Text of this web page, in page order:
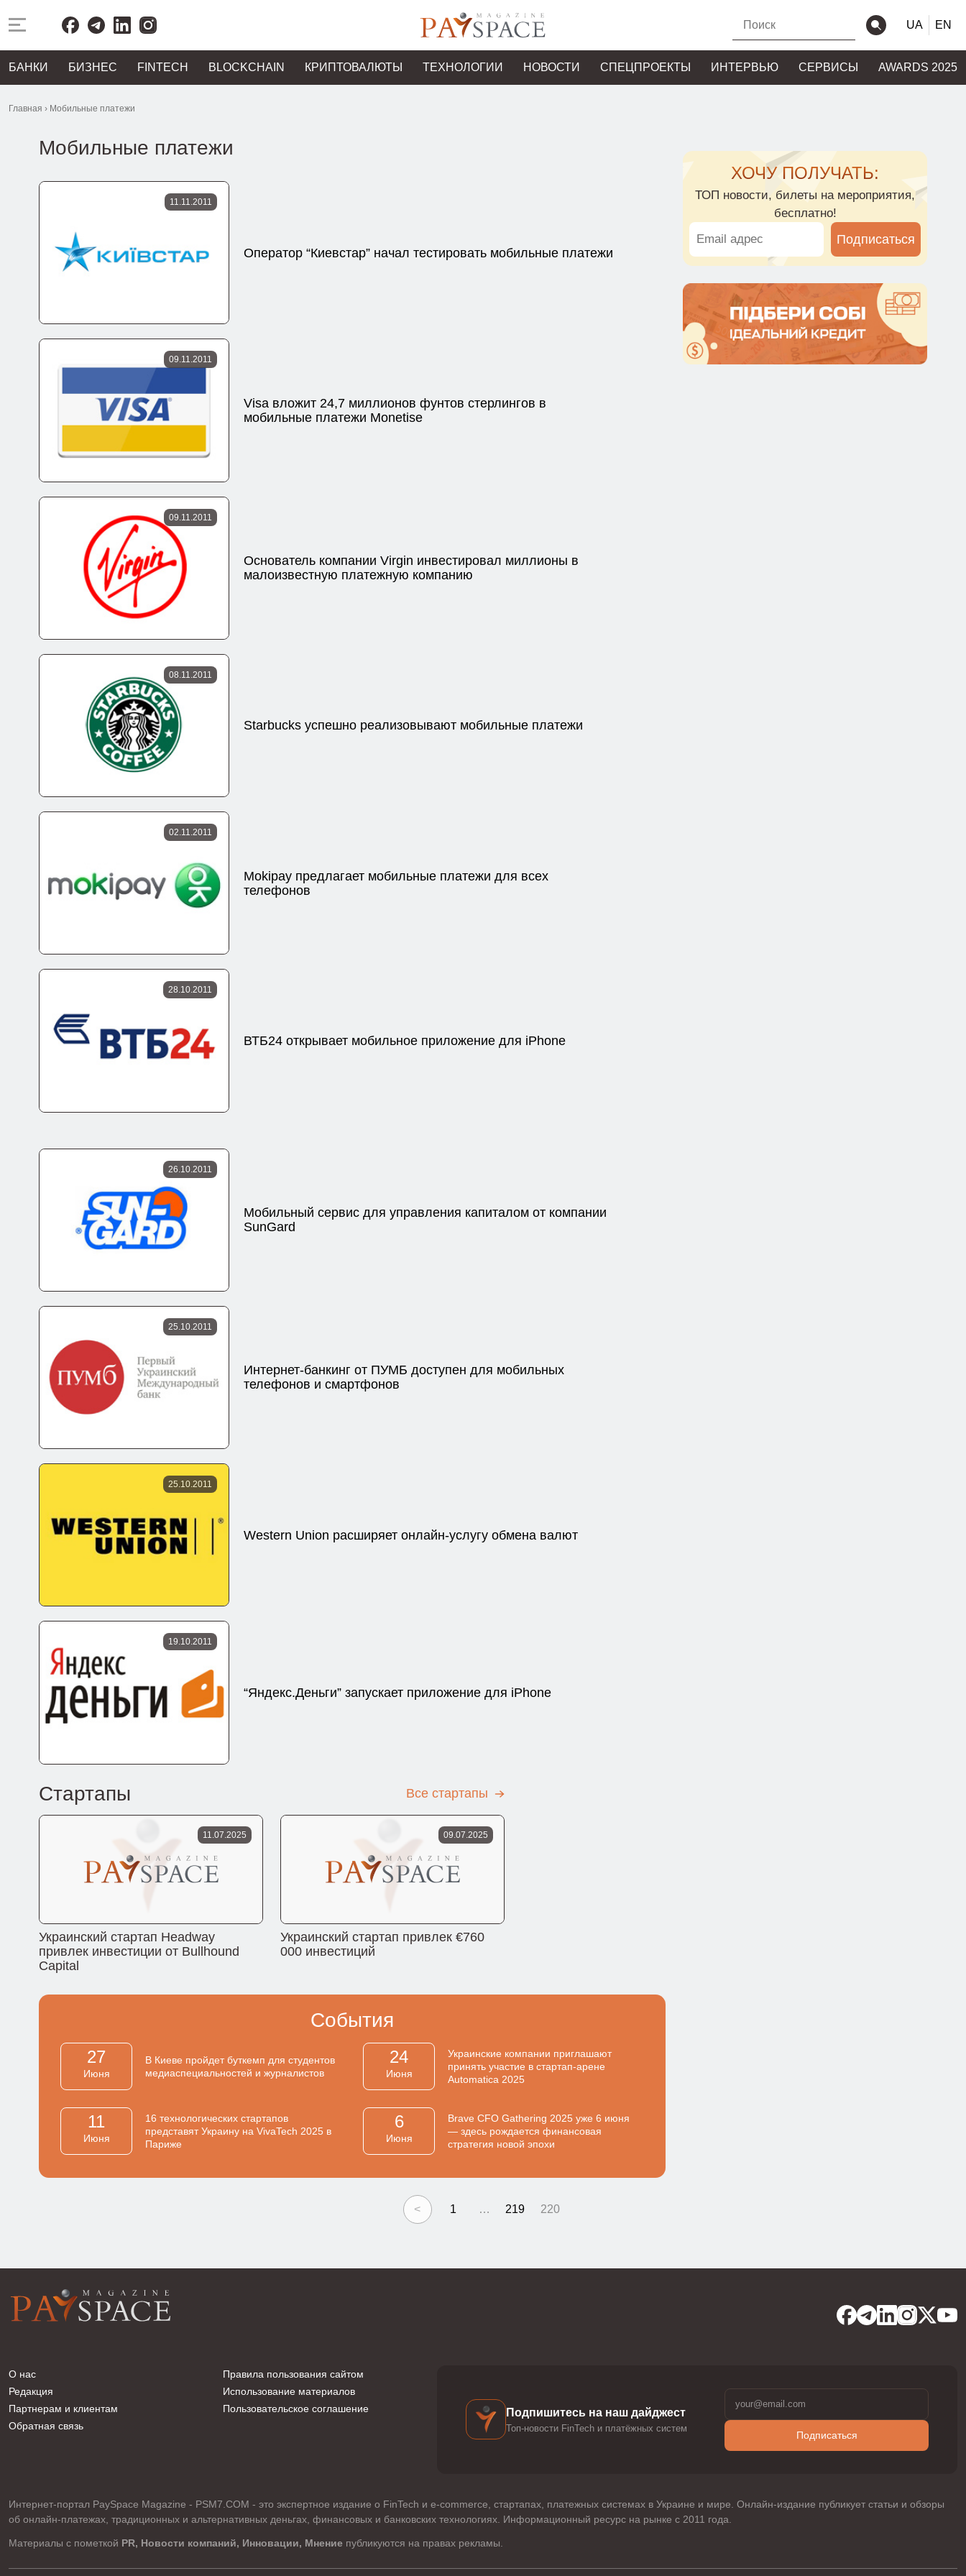
UA EN
БАНКИ БИЗНЕС FINTECH BLOCKCHAIN КРИПТОВАЛЮТЫ ТЕХНОЛОГИИ НОВОСТИ СПЕЦПРОЕКТЫ ИНТЕРВЬЮ СЕРВИСЫ AWARDS 2025
Главная › Мобильные платежи
Мобильные платежи
11.11.2011
Оператор “Киевстар” начал тестировать мобильные платежи
09.11.2011
Visa вложит 24,7 миллионов фунтов стерлингов в
мобильные платежи Monetise
09.11.2011
Основатель компании Virgin инвестировал миллионы в
малоизвестную платежную компанию
08.11.2011
Starbucks успешно реализовывают мобильные платежи
02.11.2011
Mokipay предлагает мобильные платежи для всех
телефонов
28.10.2011
ВТБ24 открывает мобильное приложение для iPhone
26.10.2011
Мобильный сервис для управления капиталом от компании
SunGard
25.10.2011
Интернет-банкинг от ПУМБ доступен для мобильных
телефонов и смартфонов
25.10.2011
Western Union расширяет онлайн-услугу обмена валют
19.10.2011
“Яндекс.Деньги” запускает приложение для iPhone
Стартапы Все стартапы
11.07.2025
Украинский стартап Headway
привлек инвестиции от Bullhound
Capital
09.07.2025
Украинский стартап привлек €760
000 инвестиций
События
27
Июня
В Киеве пройдет буткемп для студентов
медиаспециальностей и журналистов
24
Июня
Украинские компании приглашают
принять участие в стартап-арене
Automatica 2025
11
Июня
16 технологических стартапов
представят Украину на VivaTech 2025 в
Париже
6
Июня
Brave CFO Gathering 2025 уже 6 июня
— здесь рождается финансовая
стратегия новой эпохи
ХОЧУ ПОЛУЧАТЬ:
ТОП новости, билеты на мероприятия,
бесплатно!
Подписаться
< 1 … 219 220
О нас
Редакция
Партнерам и клиентам
Обратная связь
Правила пользования сайтом
Использование материалов
Пользовательское соглашение
Подпишитесь на наш дайджест
Топ-новости FinTech и платёжных систем
Подписаться
Интернет-портал PaySpace Magazine - PSM7.COM - это экспертное издание о FinTech и e-commerce, стартапах, платежных системах в Украине и мире. Онлайн-издание публикует статьи и обзоры
об онлайн-платежах, традиционных и альтернативных деньгах, финансовых и банковских технологиях. Информационный ресурс на рынке с 2011 года.
Материалы с пометкой PR, Новости компаний, Инновации, Мнение публикуются на правах рекламы.